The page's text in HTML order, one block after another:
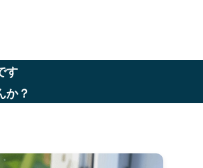
す
か？